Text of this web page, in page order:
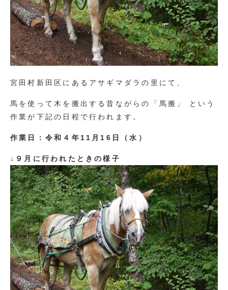
宮田村新田区にあるアサギマダラの里にて、
馬を使って木を搬出する昔ながらの「馬搬」 という
作業が下記の日程で行われます。
作業日：令和４年11月16日（水）
↓ ９月に行われたときの様子